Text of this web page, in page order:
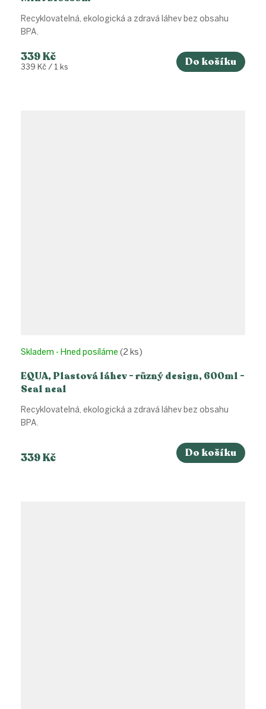
339 Kč
Měrná
339 Kč / 1 ks Do košíku
Recyklovatelná, ekologická a zdravá láhev bez obsahu
BPA.
EQUA, Plastová láhev - různý design, 600ml -
Seal neal
Skladem - Hned posíláme (2 ks)
339 Kč Do košíku
Recyklovatelná, ekologická a zdravá láhev bez obsahu
BPA.